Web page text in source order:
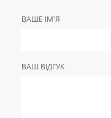
ВАШЕ ІМ'Я
ВАШ ВІДГУК